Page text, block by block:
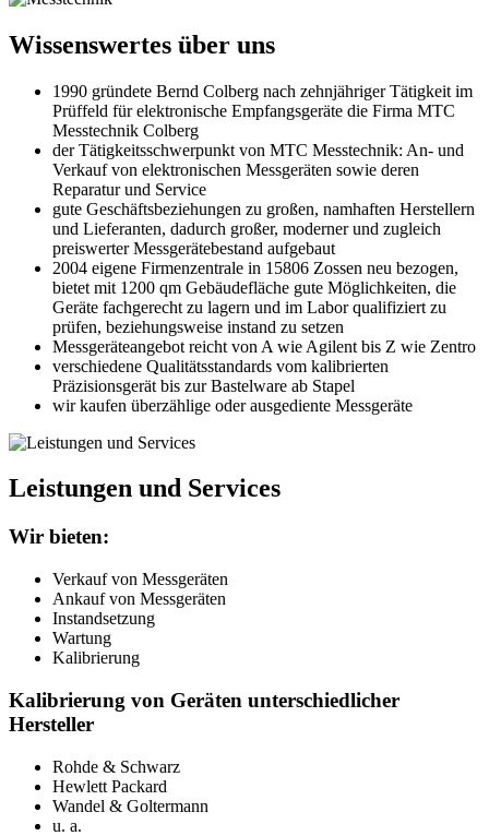
Wissenswertes über uns
1990 gründete Bernd Colberg nach zehnjähriger Tätigkeit im
Prüffeld für elektronische Empfangsgeräte die Firma MTC
Messtechnik Colberg
der Tätigkeitsschwerpunkt von MTC Messtechnik: An- und
Verkauf von elektronischen Messgeräten sowie deren
Reparatur und Service
gute Geschäftsbeziehungen zu großen, namhaften Herstellern
und Lieferanten, dadurch großer, moderner und zugleich
preiswerter Messgerätebestand aufgebaut
2004 eigene Firmenzentrale in 15806 Zossen neu bezogen,
bietet mit 1200 qm Gebäudefläche gute Möglichkeiten, die
Geräte fachgerecht zu lagern und im Labor qualifiziert zu
prüfen, beziehungsweise instand zu setzen
Messgeräteangebot reicht von A wie Agilent bis Z wie Zentro
verschiedene Qualitätsstandards vom kalibrierten
Präzisionsgerät bis zur Bastelware ab Stapel
wir kaufen überzählige oder ausgediente Messgeräte
Leistungen und Services
Wir bieten:
Verkauf von Messgeräten
Ankauf von Messgeräten
Instandsetzung
Wartung
Kalibrierung
Kalibrierung von Geräten unterschiedlicher
Hersteller
Rohde & Schwarz
Hewlett Packard
Wandel & Goltermann
u. a.